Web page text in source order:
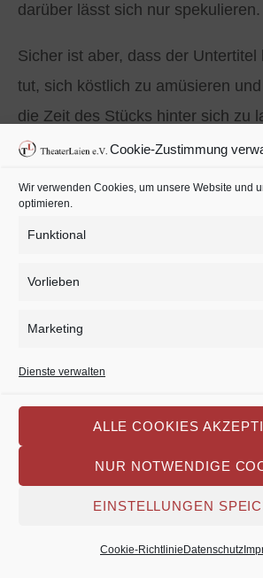
Cookie-Zustimmung
Wir verwenden Cookies, um unsere Website und
optimieren.
Funktional
Vorlieben
Marketing
Dienste verwalten
ALLE COOKIES
NUR NOTWENDIGE
EINSTELLUNGEN
Cookie-Richtlinie Datenschutz
darüber lässt sich nur spekulieren.
Sicher ist aber, dass der Untertitel
tut, sich köstlich zu amüsieren
die Zeit des Stücks hinter sich zu
gerade die Tatsache, dass reale
besonders; verlieren doch erstere
Schrecken, wenn sie auf
Mutter in Anita van Hagen wieder …
Tim Meier
Zitate aus der
Thomas Krieger:
„Stell dich bitte rampenparallel